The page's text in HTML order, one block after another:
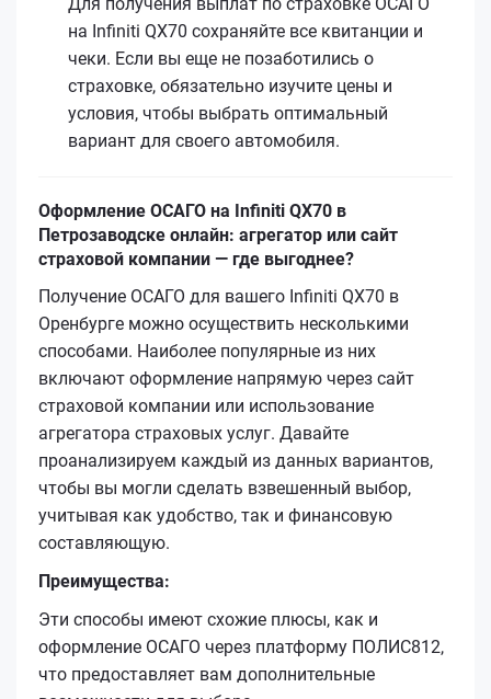
на Infiniti QX70 сохраняйте все квитанции и
чеки. Если вы еще не позаботились о
страховке, обязательно изучите цены и
условия, чтобы выбрать оптимальный
вариант для своего автомобиля.
Оформление ОСАГО на Infiniti QX70 в
Петрозаводске онлайн: агрегатор или сайт
страховой компании — где выгоднее?
Получение ОСАГО для вашего Infiniti QX70 в
Оренбурге можно осуществить несколькими
способами. Наиболее популярные из них
включают оформление напрямую через сайт
страховой компании или использование
агрегатора страховых услуг. Давайте
проанализируем каждый из данных вариантов,
чтобы вы могли сделать взвешенный выбор,
учитывая как удобство, так и финансовую
составляющую.
Преимущества:
Эти способы имеют схожие плюсы, как и
оформление ОСАГО через платформу ПОЛИС812,
что предоставляет вам дополнительные